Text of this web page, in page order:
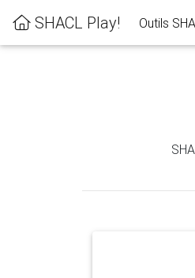
SHACL Play! Outils